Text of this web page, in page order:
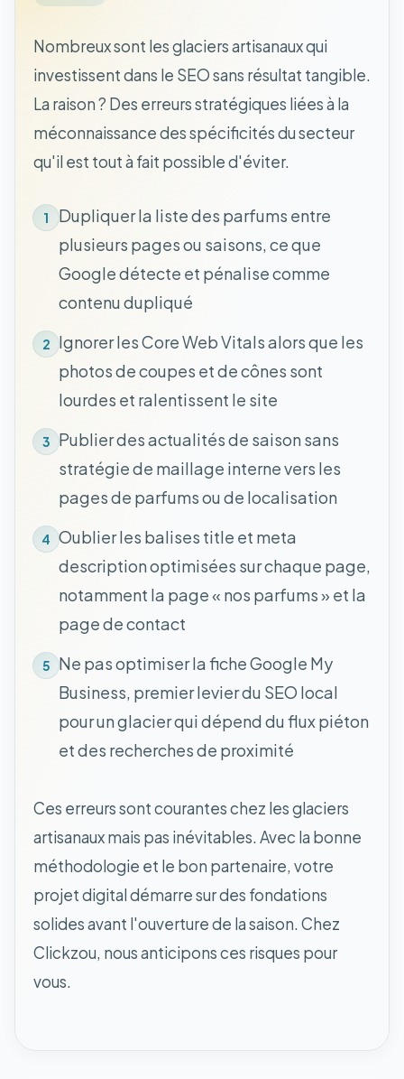
Nombreux sont les glaciers artisanaux qui
investissent dans le SEO sans résultat tangible.
La raison ? Des erreurs stratégiques liées à la
méconnaissance des spécificités du secteur
qu'il est tout à fait possible d'éviter.
1
Dupliquer la liste des parfums entre
plusieurs pages ou saisons, ce que
Google détecte et pénalise comme
contenu dupliqué
2 Ignorer les Core Web Vitals alors que les
photos de coupes et de cônes sont
lourdes et ralentissent le site
3 Publier des actualités de saison sans
stratégie de maillage interne vers les
pages de parfums ou de localisation
4 Oublier les balises title et meta
description optimisées sur chaque page,
notamment la page « nos parfums » et la
page de contact
5 Ne pas optimiser la fiche Google My
Business, premier levier du SEO local
pour un glacier qui dépend du flux piéton
et des recherches de proximité
Ces erreurs sont courantes chez les glaciers
artisanaux mais pas inévitables. Avec la bonne
méthodologie et le bon partenaire, votre
projet digital démarre sur des fondations
solides avant l'ouverture de la saison. Chez
Clickzou, nous anticipons ces risques pour
vous.